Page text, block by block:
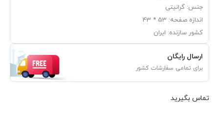
جنس: گرانیتی
اندازه صفحه: 53 * 43
کشور سازنده: ایران
ارسال رایگان
برای تمامی سفارشات کشور
تماس بگیرید